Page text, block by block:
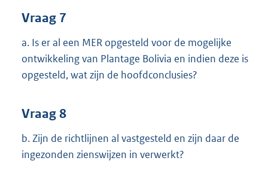
Vraag 7
a. Is er al een MER opgesteld voor de mogelijke
ontwikkeling van Plantage Bolivia en indien deze is
opgesteld, wat zijn de hoofdconclusies?
Vraag 8
b. Zijn de richtlijnen al vastgesteld en zijn daar de
ingezonden zienswijzen in verwerkt?